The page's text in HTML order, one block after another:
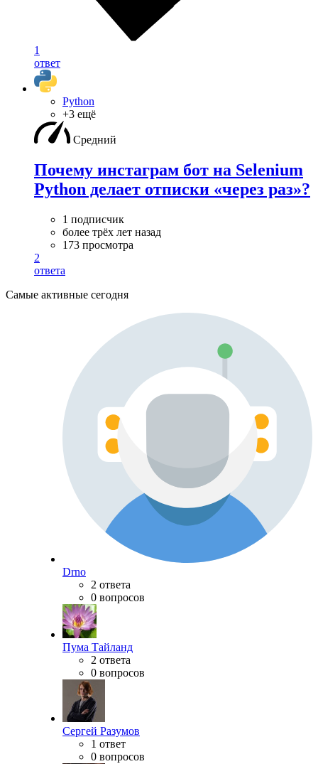
1
ответ
Python
+3 ещё
Средний
Почему инстаграм бот на Selenium
Python делает отписки «через раз»?
1 подписчик
более трёх лет назад
173 просмотра
2
ответа
Самые активные сегодня
Drno
2 ответа
0 вопросов
Пума Тайланд
2 ответа
0 вопросов
Сергей Разумов
1 ответ
0 вопросов